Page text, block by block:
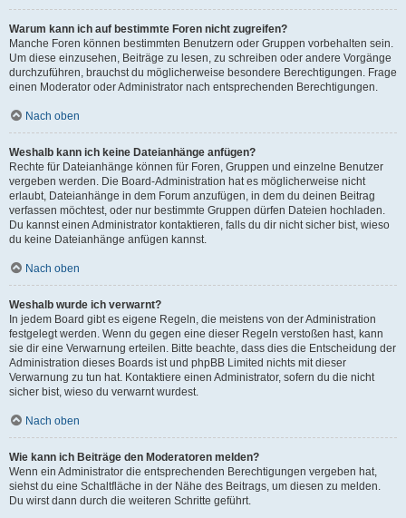
Warum kann ich auf bestimmte Foren nicht zugreifen?
Manche Foren können bestimmten Benutzern oder Gruppen vorbehalten sein.
Um diese einzusehen, Beiträge zu lesen, zu schreiben oder andere Vorgänge
durchzuführen, brauchst du möglicherweise besondere Berechtigungen. Frage
einen Moderator oder Administrator nach entsprechenden Berechtigungen.
Nach oben
Weshalb kann ich keine Dateianhänge anfügen?
Rechte für Dateianhänge können für Foren, Gruppen und einzelne Benutzer
vergeben werden. Die Board-Administration hat es möglicherweise nicht
erlaubt, Dateianhänge in dem Forum anzufügen, in dem du deinen Beitrag
verfassen möchtest, oder nur bestimmte Gruppen dürfen Dateien hochladen.
Du kannst einen Administrator kontaktieren, falls du dir nicht sicher bist, wieso
du keine Dateianhänge anfügen kannst.
Nach oben
Weshalb wurde ich verwarnt?
In jedem Board gibt es eigene Regeln, die meistens von der Administration
festgelegt werden. Wenn du gegen eine dieser Regeln verstoßen hast, kann
sie dir eine Verwarnung erteilen. Bitte beachte, dass dies die Entscheidung der
Administration dieses Boards ist und phpBB Limited nichts mit dieser
Verwarnung zu tun hat. Kontaktiere einen Administrator, sofern du die nicht
sicher bist, wieso du verwarnt wurdest.
Nach oben
Wie kann ich Beiträge den Moderatoren melden?
Wenn ein Administrator die entsprechenden Berechtigungen vergeben hat,
siehst du eine Schaltfläche in der Nähe des Beitrags, um diesen zu melden.
Du wirst dann durch die weiteren Schritte geführt.